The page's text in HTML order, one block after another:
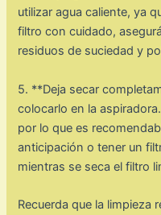
utilizar agua caliente, ya
filtro con cuidado,
residuos de suciedad y
5. **Deja secar
colocarlo en la
por lo que es
anticipación o tener un
mientras se seca el filtro
Recuerda que la limpieza